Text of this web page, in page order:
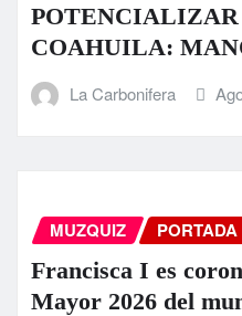
POTENCIALIZAR
COAHUILA:
La Carbonifera
MUZQUIZ PORTADA
Francisca I es
Mayor 2026 del